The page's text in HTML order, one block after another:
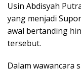
Usin Abdisyah
yang menjadi
awal bertanding
tersebut.
Dalam wawancara